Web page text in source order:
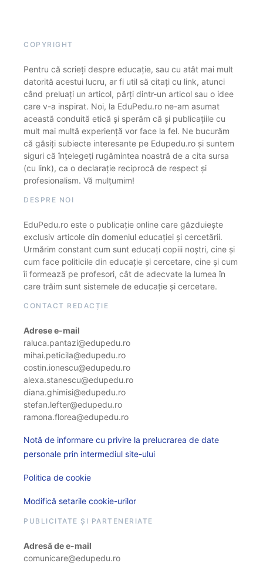
COPYRIGHT
Pentru că scrieți despre educație, sau cu atât mai mult
datorită acestui lucru, ar fi util să citați cu link, atunci
când preluați un articol, părți dintr-un articol sau o idee
care v-a inspirat. Noi, la EduPedu.ro ne-am asumat
această conduită etică și sperăm că și publicațiile cu
mult mai multă experiență vor face la fel. Ne bucurăm
că găsiți subiecte interesante pe Edupedu.ro și suntem
siguri că înțelegeți rugămintea noastră de a cita sursa
(cu link), ca o declarație reciprocă de respect și
profesionalism. Vă mulțumim!
DESPRE NOI
EduPedu.ro este o publicație online care găzduiește
exclusiv articole din domeniul educației și cercetării.
Urmărim constant cum sunt educați copiii noștri, cine și
cum face politicile din educație și cercetare, cine și cum
îi formează pe profesori, cât de adecvate la lumea în
care trăim sunt sistemele de educație și cercetare.
CONTACT REDACȚIE
Adrese e-mail
raluca.pantazi@edupedu.ro
mihai.peticila@edupedu.ro
costin.ionescu@edupedu.ro
alexa.stanescu@edupedu.ro
diana.ghimisi@edupedu.ro
stefan.lefter@edupedu.ro
ramona.florea@edupedu.ro
Notă de informare cu privire la prelucrarea de date
personale prin intermediul site-ului
Politica de cookie
Modifică setarile cookie-urilor
PUBLICITATE ȘI PARTENERIATE
Adresă de e-mail
comunicare@edupedu.ro